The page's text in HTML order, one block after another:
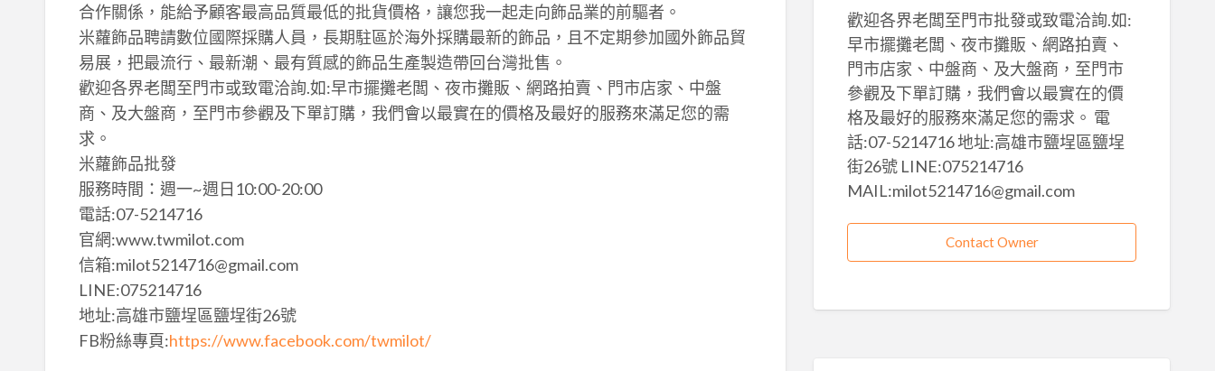
合作關係，能給予顧客最高品質最低的批貨價格，讓您我一起走向飾品業的前驅者。
米蘿飾品聘請數位國際採購人員，長期駐區於海外採購最新的飾品，且不定期參加國外飾品貿
易展，把最流行、最新潮、最有質感的飾品生產製造帶回台灣批售。
歡迎各界老闆至門市或致電洽詢.如:早市擺攤老闆、夜市攤販、網路拍賣、門市店家、中盤
商、及大盤商，至門市參觀及下單訂購，我們會以最實在的價格及最好的服務來滿足您的需
求。
米蘿飾品批發
服務時間：週一~週日10:00-20:00
電話:07-5214716
官網:www.twmilot.com
信箱:milot5214716@gmail.com
LINE:075214716
地址:高雄市鹽埕區鹽埕街26號
FB粉絲專頁:https://www.facebook.com/twmilot/
歡迎各界老闆至門市批發或致電洽詢.如:
早市擺攤老闆、夜市攤販、網路拍賣、
門市店家、中盤商、及大盤商，至門市
參觀及下單訂購，我們會以最實在的價
格及最好的服務來滿足您的需求。 電
話:07-5214716 地址:高雄市鹽埕區鹽埕
街26號 LINE:075214716
MAIL:milot5214716@gmail.com
Contact Owner